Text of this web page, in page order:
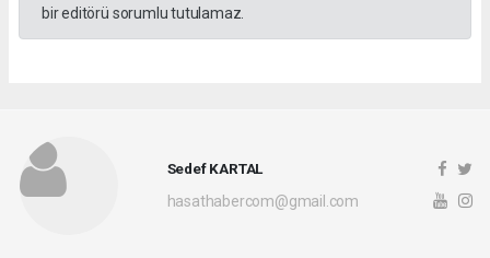
bir editörü sorumlu tutulamaz.
Sedef KARTAL
hasathabercom@gmail.com